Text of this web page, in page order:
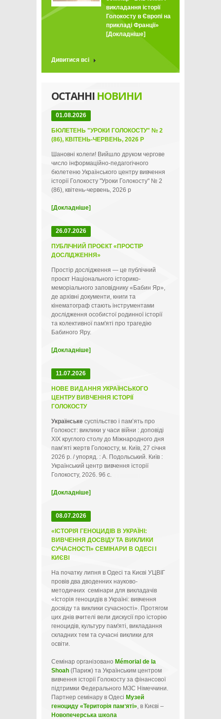
викладання історії
Голокосту в Європі на
прикладі Франції»
[Докладніше]
Дивитися всі
ОСТАННІ НОВИНИ
01.08.2026
БЮЛЕТЕНЬ "УРОКИ ГОЛОКОСТУ" № 2
(86), КВІТЕНЬ-ЧЕРВЕНЬ, 2026 Р
Шановні колеги! Вийшло друком чергове
число інформаційно-педагогічного
бюлетеню Українського центру вивчення
історії Голокосту "Уроки Голокосту" № 2
(86), квітень-червень, 2026 р
[Докладніше]
26.07.2026
ПУБЛІЧНИЙ ПРОЄКТ «ПРОСТІР
ДОСЛІДЖЕННЯ»
Простір дослідження — це публічний
проєкт Національного історико-
меморіального заповіднику «Бабин Яр»,
де архівні документи, книги та
кінематограф стають інструментами
дослідження особистої родинної історії
та колективної пам'яті про трагедію
Бабиного Яру.
[Докладніше]
11.07.2026
НОВЕ ВИДАННЯ УКРАЇНСЬКОГО
ЦЕНТРУ ВИВЧЕННЯ ІСТОРІЇ
ГОЛОКОСТУ
Українське суспільство і пам’ять про
Голокост: виклики у часи війни : доповіді
ХІХ круглого столу до Міжнародного дня
пам’яті жертв Голокосту, м. Київ, 27 січня
2026 р. / упоряд. : А. Подольський. Київ :
Український центр вивчення історії
Голокосту, 2026. 96 с.
[Докладніше]
08.07.2026
«ІСТОРІЯ ГЕНОЦИДІВ В УКРАЇНІ:
ВИВЧЕННЯ ДОСВІДУ ТА ВИКЛИКИ
СУЧАСНОСТІ» СЕМІНАРИ В ОДЕСІ І
КИЄВІ
На початку липня в Одесі та Києві УЦВІГ
провів два дводенних науково-
методичних семінари для викладачів
«Історія геноцидів в Україні: вивчення
досвіду та виклики сучасності». Протягом
цих днів вчителі вели дискусії про історію
геноцидів, культуру пам'яті, викладання
складних тем та сучасні виклики для
освіти.
Семінар організовано Mémorial de la
Shoah (Париж) та Українським центром
вивчення історії Голокосту за фінансової
підтримки Федерального МЗС Німеччини.
Партнер семінару в Одесі Музей
геноциду «Територія памʼяті», в Києві –
Новопечерська школа